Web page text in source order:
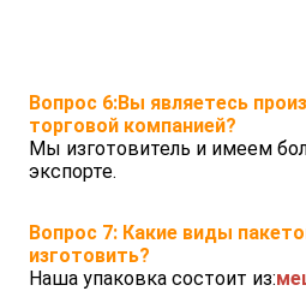
Вопрос 6:Вы являетесь
торговой компанией?
Мы изготовитель и имеем
экспорте.
Вопрос 7: Какие виды
изготовить?
Наша упаковка состоит из: